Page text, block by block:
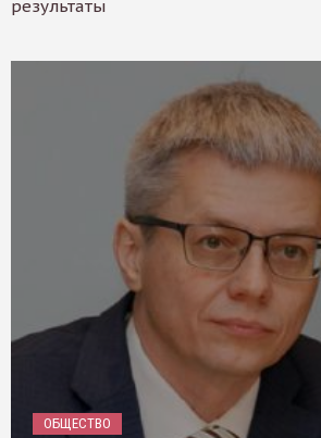
результаты
ОБЩЕСТВО